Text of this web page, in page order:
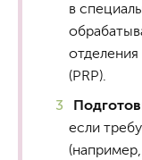
в
(PRP).
если